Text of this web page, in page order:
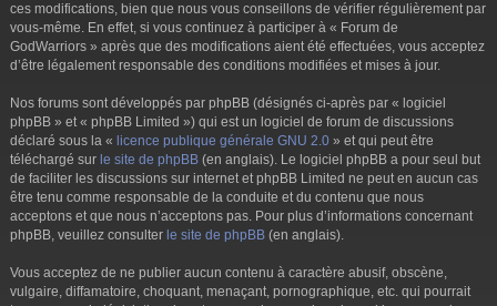
ces modifications, bien que nous vous conseillons de vérifier régulièrement par
vous-même. En effet, si vous continuez à participer à « Forum de
GodWarriors » après que des modifications aient été effectuées, vous acceptez
d’être légalement responsable des conditions modifiées et mises à jour.
Nos forums sont développés par phpBB (désignés ci-après par « logiciel
phpBB » et « phpBB Limited ») qui est un logiciel de forum de discussions
déclaré sous la « licence publique générale GNU 2.0 » et qui peut être
téléchargé sur le site de phpBB (en anglais). Le logiciel phpBB a pour seul but
de faciliter les discussions sur internet et phpBB Limited ne peut en aucun cas
être tenu comme responsable de la conduite et du contenu que nous
acceptons et que nous n’acceptons pas. Pour plus d’informations concernant
phpBB, veuillez consulter le site de phpBB (en anglais).
Vous acceptez de ne publier aucun contenu à caractère abusif, obscène,
vulgaire, diffamatoire, choquant, menaçant, pornographique, etc. qui pourrait